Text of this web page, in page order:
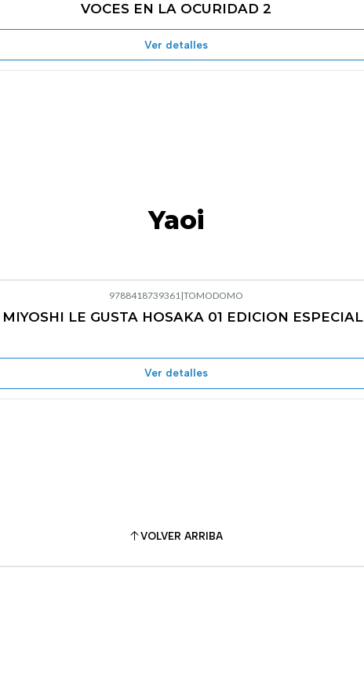
Agotado
VOCES EN LA OCURIDAD 2
Ver detalles
Yaoi
9788418739361|TOMODOMO
LE GUSTA HOSAKA 01 EDICION ESPECIAL
Ver detalles
VOLVER ARRIBA